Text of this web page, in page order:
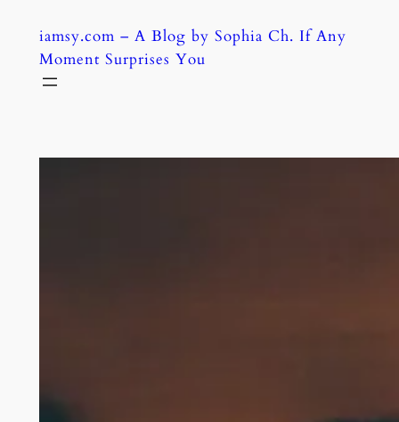
content
iamsy.com – A Blog by Sophia Ch. If Any
Moment Surprises You